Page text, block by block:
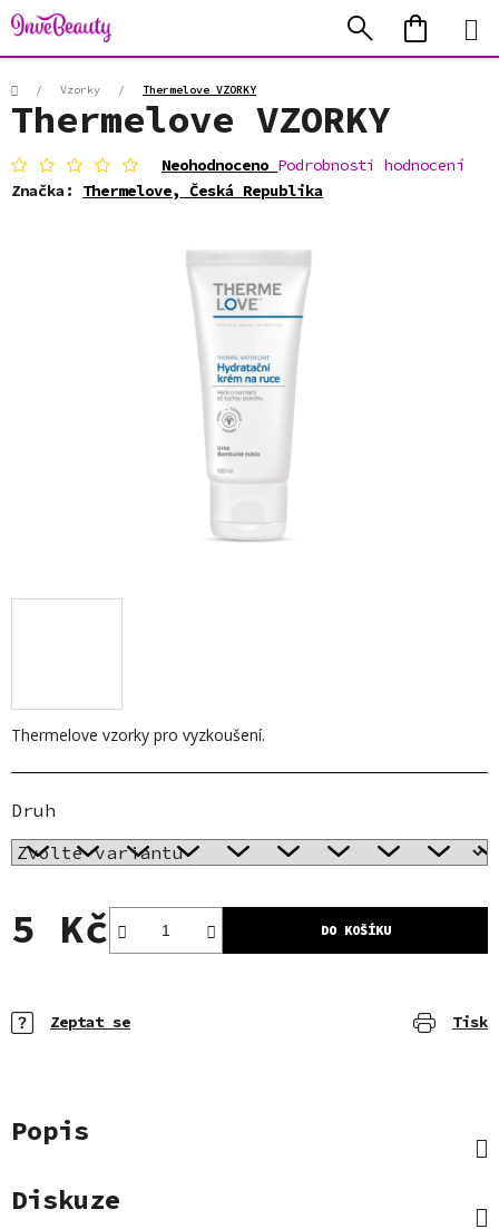
Přejít
na
obsah
Hledat
KOŠÍK
Domů/ Vzorky / Thermelove VZORKY
Thermelove vzorky pro vyzkoušení.
Druh
5 Kč DO KOŠÍKU
Tisk
Zeptat se
Thermelove VZORKY
Průměrné
hodnocení
produktu
hvězdiček.
Neohodnoceno Podrobnosti hodnocení
Značka: Thermelove, Česká Republika
Popis
Diskuze